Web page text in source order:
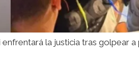
enfrentará la justicia tras golpear